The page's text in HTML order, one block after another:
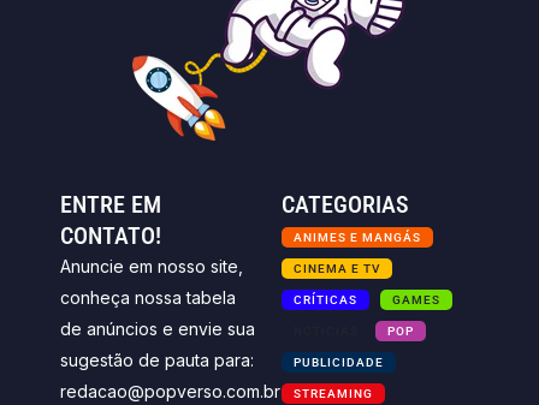
ENTRE EM
CONTATO!
Anuncie em nosso site,
conheça nossa tabela
de anúncios e envie sua
sugestão de pauta para:
redacao@popverso.com.br
CATEGORIAS
ANIMES E MANGÁS
CINEMA E TV
CRÍTICAS GAMES
POP
PUBLICIDADE
STREAMING